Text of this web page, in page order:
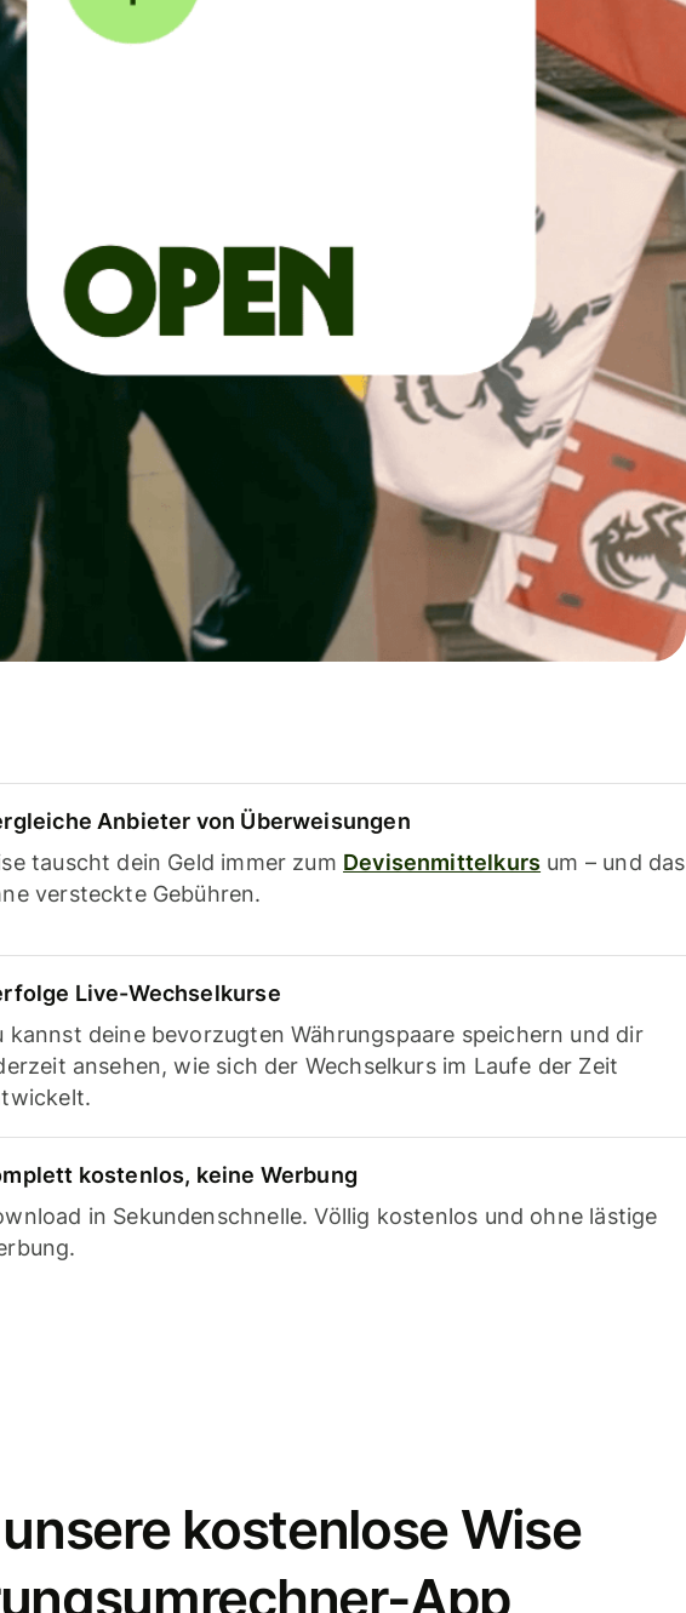
Anbieter von Überweisungen
tauscht dein Geld immer zum Devisenmittelkurs um – und das
versteckte Gebühren.
Live-Wechselkurse
kannst deine bevorzugten Währungspaare speichern und dir
ansehen, wie sich der Wechselkurs im Laufe der Zeit
kostenlos, keine Werbung
in Sekundenschnelle. Völlig kostenlos und ohne lästige
kostenlose Wise
App